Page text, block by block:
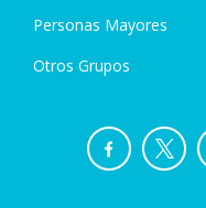
Personas Mayores
Otros Grupos